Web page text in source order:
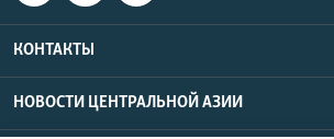
КОНТАКТЫ
НОВОСТИ ЦЕНТРАЛЬНОЙ АЗИИ